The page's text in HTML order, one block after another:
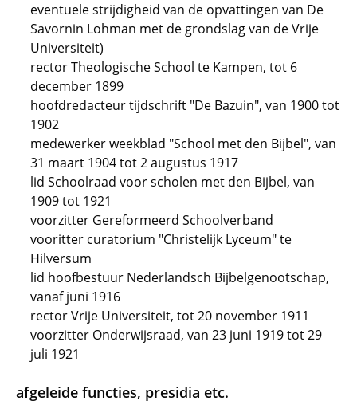
eventuele strijdigheid van de opvattingen van De
Savornin Lohman met de grondslag van de Vrije
Universiteit)
rector Theologische School te Kampen, tot 6
december 1899
hoofdredacteur tijdschrift "De Bazuin", van 1900 tot
1902
medewerker weekblad "School met den Bijbel", van
31 maart 1904 tot 2 augustus 1917
lid Schoolraad voor scholen met den Bijbel, van
1909 tot 1921
voorzitter Gereformeerd Schoolverband
vooritter curatorium "Christelijk Lyceum" te
Hilversum
lid hoofbestuur Nederlandsch Bijbelgenootschap,
vanaf juni 1916
rector Vrije Universiteit, tot 20 november 1911
voorzitter Onderwijsraad, van 23 juni 1919 tot 29
juli 1921
afgeleide functies, presidia etc.